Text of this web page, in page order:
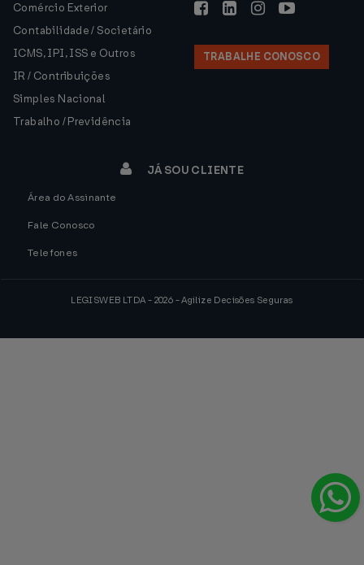
Comércio Exterior
Contabilidade / Societário
ICMS, IPI, ISS e Outros
IR / Contribuições
Simples Nacional
Trabalho / Previdência
TRABALHE CONOSCO
JÁ SOU CLIENTE
Área do Assinante
Fale Conosco
Telefones
LEGISWEB LTDA - 2026 - Agilize Decisões Seguras